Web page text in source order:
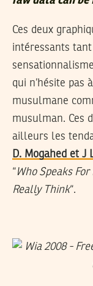
Ces deux
intéressants
qui n’hésite pas
musulmane
musulman. Ces
ailleurs les
D. Mogahed et J
“Who Speaks
Really Think“.